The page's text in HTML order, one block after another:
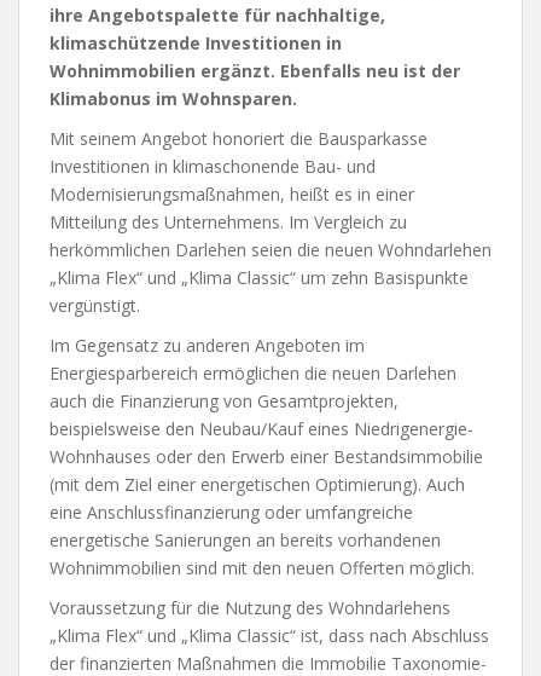
ihre Angebotspalette für nachhaltige,
klimaschützende Investitionen in
Wohnimmobilien ergänzt. Ebenfalls neu ist der
Klimabonus im Wohnsparen.
Mit seinem Angebot honoriert die Bausparkasse
Investitionen in klimaschonende Bau- und
Modernisierungsmaßnahmen, heißt es in einer
Mitteilung des Unternehmens. Im Vergleich zu
herkömmlichen Darlehen seien die neuen Wohndarlehen
„Klima Flex“ und „Klima Classic“ um zehn Basispunkte
vergünstigt.
Im Gegensatz zu anderen Angeboten im
Energiesparbereich ermöglichen die neuen Darlehen
auch die Finanzierung von Gesamtprojekten,
beispielsweise den Neubau/Kauf eines Niedrigenergie-
Wohnhauses oder den Erwerb einer Bestandsimmobilie
(mit dem Ziel einer energetischen Optimierung). Auch
eine Anschlussfinanzierung oder umfangreiche
energetische Sanierungen an bereits vorhandenen
Wohnimmobilien sind mit den neuen Offerten möglich.
Voraussetzung für die Nutzung des Wohndarlehens
„Klima Flex“ und „Klima Classic“ ist, dass nach Abschluss
der finanzierten Maßnahmen die Immobilie Taxonomie-